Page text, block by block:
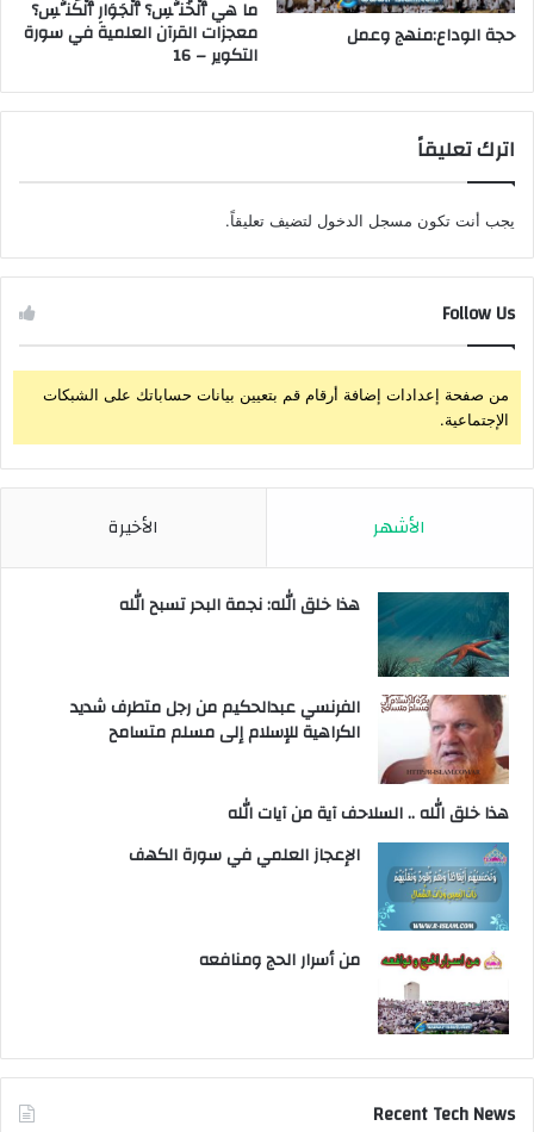
حجة الوداع:منهج وعمل
ما هي ٱلْخُنَّسِ؟ ٱلْجَوَارِ ٱلْكُنَّسِ؟
معجزات القرآن العلمية في سورة
التكوير – 16
اترك تعليقاً
يجب أنت تكون مسجل الدخول لتضيف تعليقاً.
Follow Us
من صفحة إعدادات إضافة أرقام قم بتعيين بيانات حساباتك على الشبكات
الإجتماعية.
الأشهر الأخيرة
هذا خلق الله: نجمة البحر تسبح الله
الفرنسي عبدالحكيم من رجل متطرف شديد
الكراهية للإسلام إلى مسلم متسامح
هذا خلق الله .. السلاحف آية من آيات الله
الإعجاز العلمي في سورة الكهف
من أسرار الحج ومنافعه
Recent Tech News